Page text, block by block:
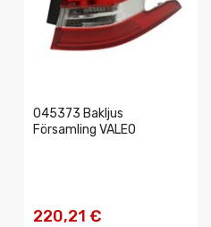
045373 Bakljus
Församling VALEO
220,21 €